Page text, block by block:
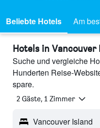
Beliebte Hotels Am
Hotels in Vancouver
Suche und vergleiche
Hunderten Reise-
spare.
2 Gäste, 1 Zimmer
Vancouver Island